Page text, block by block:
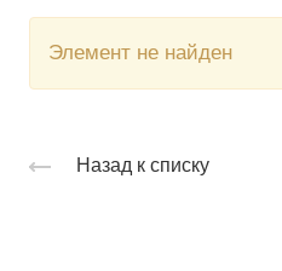
Элемент не найден
Назад к списку